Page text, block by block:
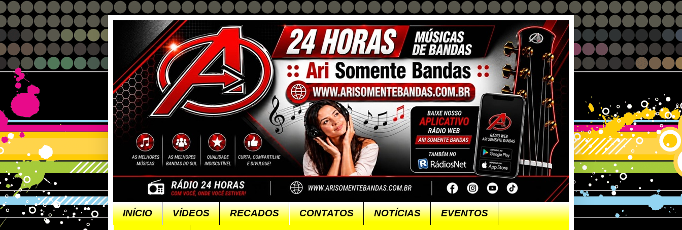
INÍCIO VÍDEOS RECADOS CONTATOS NOTÍCIAS EVENTOS